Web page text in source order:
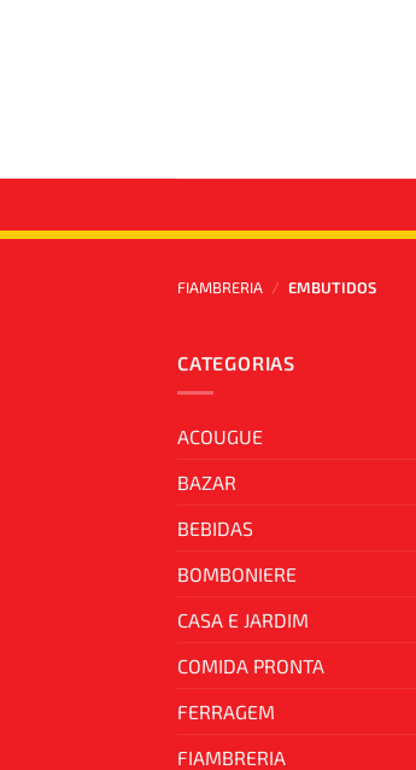
FIAMBRERIA / EMBUTIDOS
CATEGORIAS
ACOUGUE
BAZAR
BEBIDAS
BOMBONIERE
CASA E JARDIM
COMIDA PRONTA
FERRAGEM
FIAMBRERIA